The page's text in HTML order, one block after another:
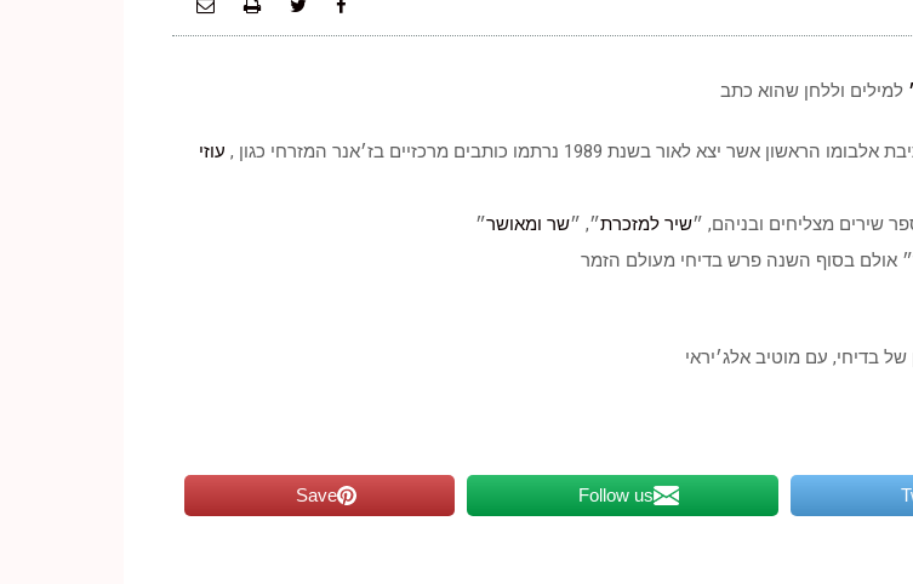
למילים וללחן שהוא כתב
עוזי
שירים מצליחים ובניהם, ״שיר למזכרת״, ״שר ומאושר״
״ אולם בסוף השנה פרש בדיחי מעולם הזמר
בדיחי, עם מוטיב אלג׳יראי
Follow us
Save